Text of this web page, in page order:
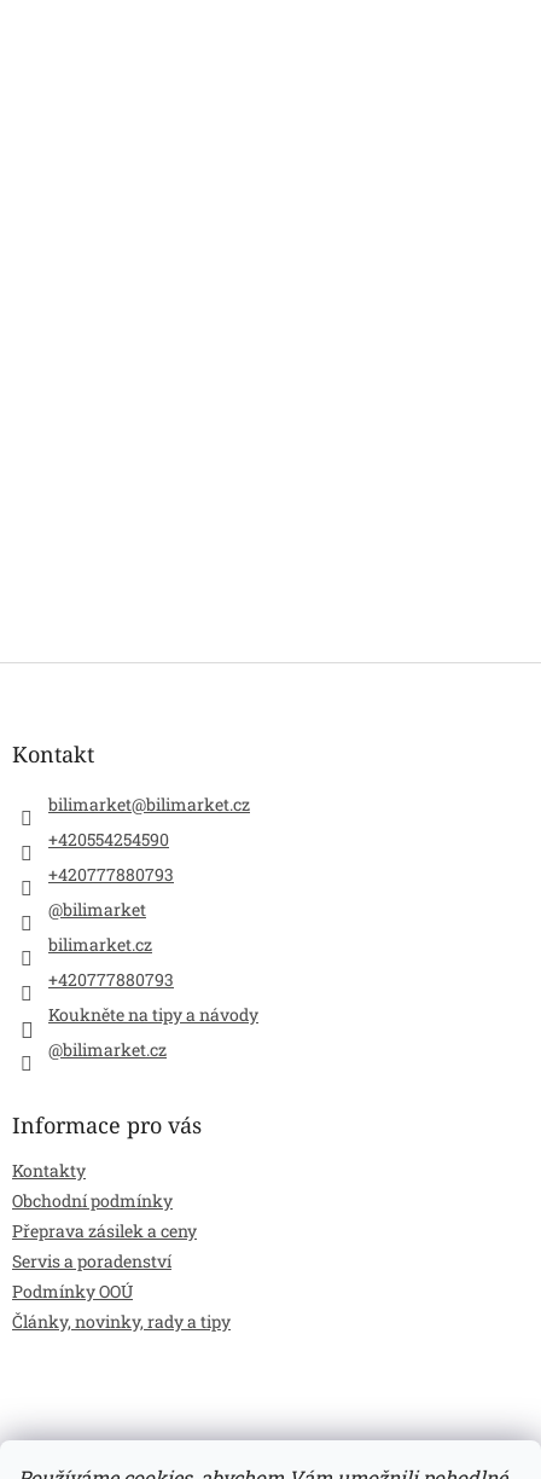
Z
Kontakt
bilimarket@bilimarket.cz
+420554254590
+420777880793
@bilimarket
bilimarket.cz
+420777880793
Koukněte na tipy a návody
@bilimarket.cz
Informace pro vás
Kontakty
Obchodní podmínky
Přeprava zásilek a ceny
Servis a poradenství
Podmínky OOÚ
Články, novinky, rady a tipy